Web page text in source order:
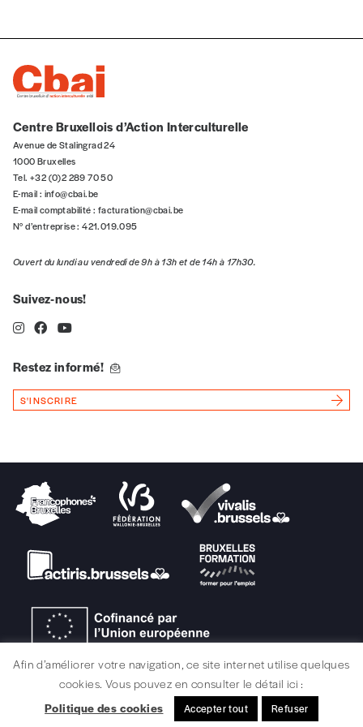
Prénom
Nom
Organisation
TVA
Téléphone
Rue
Code postal
Pays
Centre Bruxellois d’Action Interculturelle
Avenue de Stalingrad 24
1000 Bruxelles
Tel. +32 (0)2 289 70 50
E-mail : info@cbai.be
E-mail comptabilité : facturation@cbai.be
N° d’entreprise : 421.019.095
Ouvert du lundi au vendredi de 9h à 13h et de 14h à 17h30.
Suivez-nous!
Restez informé!
S'INSCRIRE
MENTIONS LÉGALES / CRÉDITS
Afin d’améliorer votre navigation, ce site internet utilise quelques
cookies. Vous pouvez en consulter le détail ici :
Politique des cookies
Accepter tout Refuser